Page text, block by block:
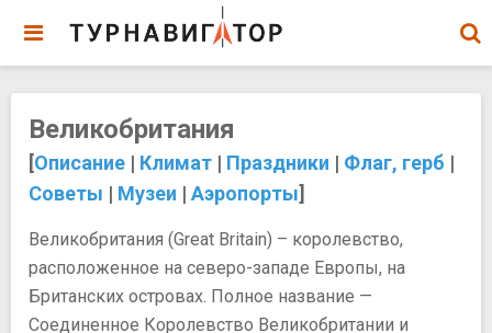
Великобритания
[Описание | Климат | Праздники | Флаг, герб |
Советы | Музеи | Аэропорты]
Великобритания (Great Britain) – королевство,
расположенное на северо-западе Европы, на
Британских островах. Полное название —
Соединенное Королевство Великобритании и